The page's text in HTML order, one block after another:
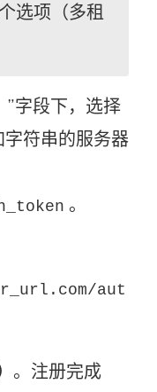
选项（多租
”字段下，选择
字符串的服务器
。
aut
。注册完成